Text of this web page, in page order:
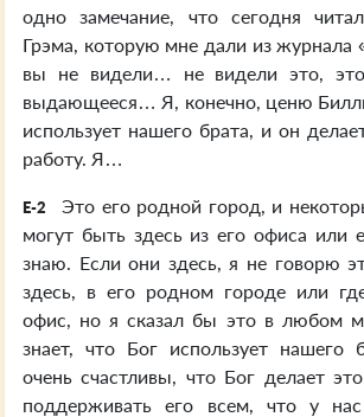
одно замечание, что сегодня
Грэма, которую мне дали из журнала
вы не видели… не видели это, это
выдающееся… Я, конечно, ценю
использует нашего брата, и он
работу. Я…
E-2
Это его родной город, и
могут быть здесь из его офиса или
знаю. Если они здесь, я не говорю
здесь, в его родном городе или
офис, но я сказал бы это в любом
знает, что Бог использует нашего
очень счастливы, что Бог делает
поддерживать его всем, что у